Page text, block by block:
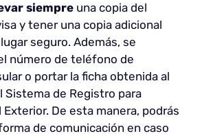
siempre una copia del
y tener una copia adicional
seguro. Además, se
número de teléfono de
o portar la ficha obtenida al
Sistema de Registro para
Exterior. De esta manera, podrás
de comunicación en caso